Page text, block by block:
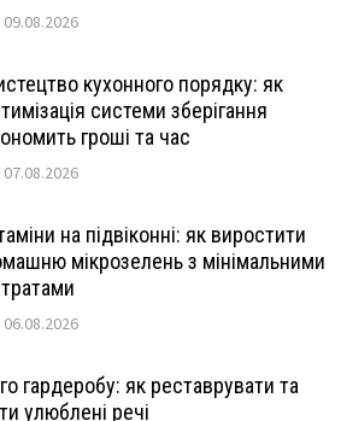
09.08.2026
кухонного порядку: як
системи зберігання
гроші та час
07.08.2026
на підвіконні: як виростити
мікрозелень з мінімальними
06.08.2026
гардеробу: як реставрувати та
улюблені речі